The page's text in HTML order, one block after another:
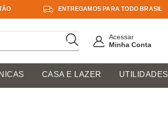
ENTREGAMOS PARA TODO BRASIL
Acessar
Minha Conta
CASA E LAZER UTILIDADES